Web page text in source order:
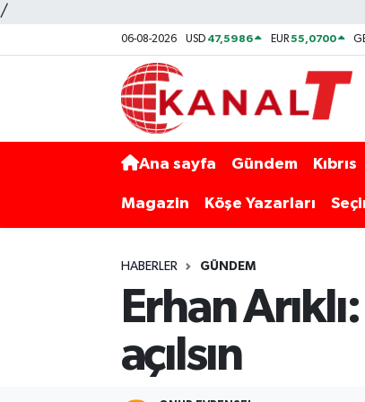
/
06-08-2026 USD 47,5986 EUR55,0700
Ana sayfa Gündem Kıbrıs
Magazin Köşe Yazarları
HABERLER GÜNDEM
Erhan
açılsın